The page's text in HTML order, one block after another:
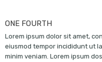
ONE FOURTH
Lorem ipsum dolor sit amet,
eiusmod tempor incididunt ut
minim veniam. Lorem ipsum